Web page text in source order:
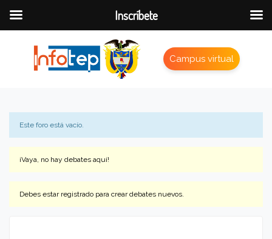
Campus virtual
Este foro está vacío.
¡Vaya, no hay debates aquí!
Debes estar registrado para crear debates nuevos.
Inscríbete